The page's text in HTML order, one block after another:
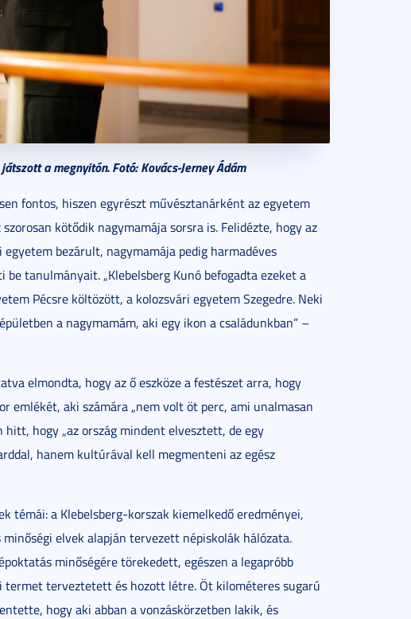
a megnyitón. Fotó: Kovács-Jerney Ádám
fontos, hiszen egyrészt művésztanárként az egyetem
kötődik nagymamája sorsra is. Felidézte, hogy az
bezárult, nagymamája pedig harmadéves
tanulmányait. „Klebelsberg Kunó befogadta ezeket a
Pécsre költözött, a kolozsvári egyetem Szegedre. Neki
a nagymamám, aki egy ikon a családunkban” –
elmondta, hogy az ő eszköze a festészet arra, hogy
emlékét, aki számára „nem volt öt perc, ami unalmasan
hogy „az ország mindent elvesztett, de egy
hanem kultúrával kell megmenteni az egész
témái: a Klebelsberg-korszak kiemelkedő eredményei,
elvek alapján tervezett népiskolák hálózata.
minőségére törekedett, egészen a legapróbb
terveztetett és hozott létre. Öt kilométeres sugarú
hogy aki abban a vonzáskörzetben lakik, és